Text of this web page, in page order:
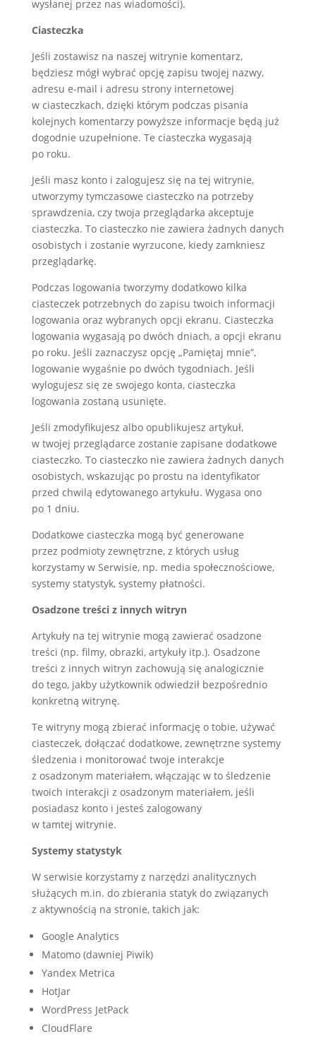
wysłanej przez nas wiadomości).
Ciasteczka
Jeśli zostawisz na naszej witrynie komentarz,
będziesz mógł wybrać opcję zapisu twojej nazwy,
adresu e-mail i adresu strony internetowej
w ciasteczkach, dzięki którym podczas pisania
kolejnych komentarzy powyższe informacje będą już
dogodnie uzupełnione. Te ciasteczka wygasają
po roku.
Jeśli masz konto i zalogujesz się na tej witrynie,
utworzymy tymczasowe ciasteczko na potrzeby
sprawdzenia, czy twoja przeglądarka akceptuje
ciasteczka. To ciasteczko nie zawiera żadnych danych
osobistych i zostanie wyrzucone, kiedy zamkniesz
przeglądarkę.
Podczas logowania tworzymy dodatkowo kilka
ciasteczek potrzebnych do zapisu twoich informacji
logowania oraz wybranych opcji ekranu. Ciasteczka
logowania wygasają po dwóch dniach, a opcji ekranu
po roku. Jeśli zaznaczysz opcję „Pamiętaj mnie”,
logowanie wygaśnie po dwóch tygodniach. Jeśli
wylogujesz się ze swojego konta, ciasteczka
logowania zostaną usunięte.
Jeśli zmodyfikujesz albo opublikujesz artykuł,
w twojej przeglądarce zostanie zapisane dodatkowe
ciasteczko. To ciasteczko nie zawiera żadnych danych
osobistych, wskazując po prostu na identyfikator
przed chwilą edytowanego artykułu. Wygasa ono
po 1 dniu.
Dodatkowe ciasteczka mogą być generowane
przez podmioty zewnętrzne, z których usług
korzystamy w Serwisie, np. media społecznościowe,
systemy statystyk, systemy płatności.
Osadzone treści z innych witryn
Artykuły na tej witrynie mogą zawierać osadzone
treści (np. filmy, obrazki, artykuły itp.). Osadzone
treści z innych witryn zachowują się analogicznie
do tego, jakby użytkownik odwiedził bezpośrednio
konkretną witrynę.
Te witryny mogą zbierać informację o tobie, używać
ciasteczek, dołączać dodatkowe, zewnętrzne systemy
śledzenia i monitorować twoje interakcje
z osadzonym materiałem, włączając w to śledzenie
twoich interakcji z osadzonym materiałem, jeśli
posiadasz konto i jesteś zalogowany
w tamtej witrynie.
Systemy statystyk
W serwisie korzystamy z narzędzi analitycznych
służących m.in. do zbierania statyk do związanych
z aktywnością na stronie, takich jak:
Google Analytics
Matomo (dawniej Piwik)
Yandex Metrica
HotJar
WordPress JetPack
CloudFlare